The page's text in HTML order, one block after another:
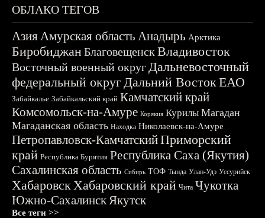
ОБЛАКО ТЕГОВ
АзияАмурская область Анадырь Арктика
БиробиджанБлаговещенскВладивосток
Восточный военный округДальневосточный
федеральный округДальний ВостокЕАО
Забайкалье Забайкальский край Камчатский край
Комсомольск-на-Амуре Корякия Курилы Магадан
Магаданская область Находка Николаевск-на-Амуре
Петропавловск-КамчатскийПриморский
край Республика Бурятия Республика Саха (Якутия)
Сахалинская область Сибирь ТОФ Тында Улан-Удэ Уссурийск
ХабаровскХабаровский край Чита Чукотка
Южно-СахалинскЯкутск
Все теги >>